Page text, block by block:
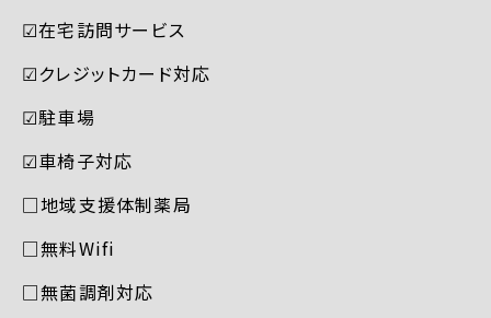
☑︎在宅訪問サービス
☑︎クレジットカード対応
☑︎駐車場
☑︎車椅子対応
□地域支援体制薬局
□無料Wifi
□無菌調剤対応